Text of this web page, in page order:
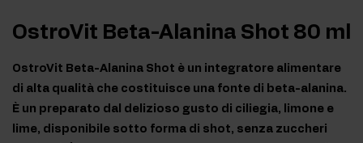
OstroVit Beta-Alanina Shot 80 ml
OstroVit Beta-Alanina Shot è un integratore alimentare
di alta qualità che costituisce una fonte di beta-alanina.
È un preparato dal delizioso gusto di ciliegia, limone e
lime, disponibile sotto forma di shot, senza zuccheri